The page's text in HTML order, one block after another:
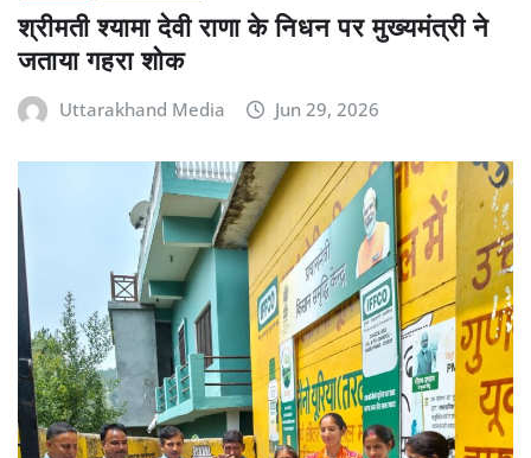
श्रीमती श्यामा देवी राणा के निधन पर मुख्यमंत्री ने
जताया गहरा शोक
Uttarakhand Media Jun 29, 2026